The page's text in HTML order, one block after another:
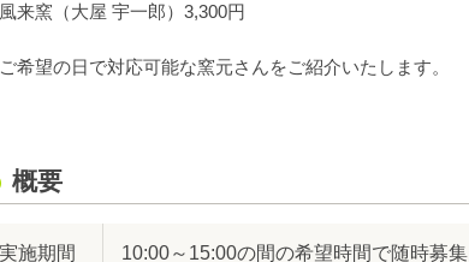
来窯（大屋 宇一郎）3,300円
希望の日で対応可能な窯元さんをご紹介いたします。
概要
実施期間 10:00～15:00の間の希望時間で随時募集